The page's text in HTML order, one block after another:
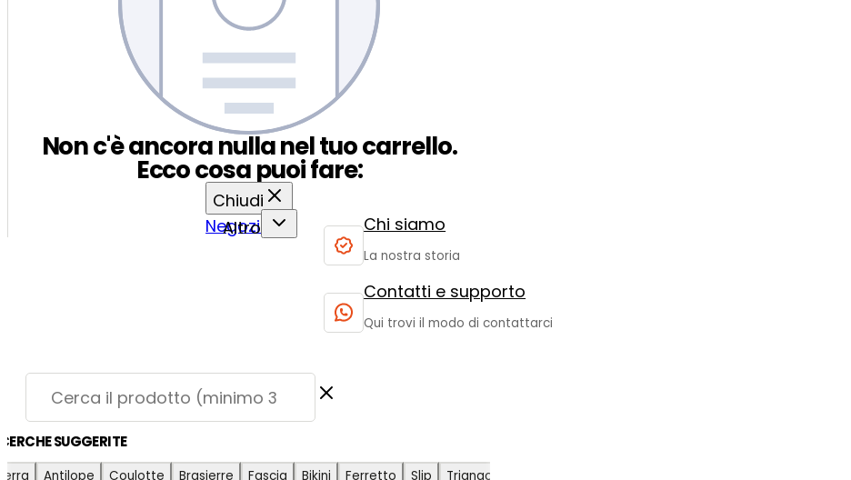
Altro Chi siamo
La nostra storia
Contatti e supporto
Qui trovi il modo di contattarci
Non c'è ancora nulla nel tuo carrello.
Ecco cosa puoi fare:
Chiudi
Negozio
SUGGERITE
Antilope Coulotte Brasierre Fascia Bikini Ferretto Slip Triangolo